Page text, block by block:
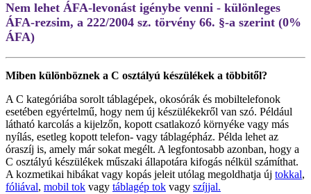
Nem lehet ÁFA-levonást igénybe venni - különleges
ÁFA-rezsim, a 222/2004 sz. törvény 66. §-a szerint (0%
ÁFA)
Miben különböznek a C osztályú készülékek a többitől?
A C kategóriába sorolt táblagépek, okosórák és mobiltelefonok
esetében egyértelmű, hogy nem új készülékekről van szó. Például
látható karcolás a kijelzőn, kopott csatlakozó környéke vagy más
nyílás, esetleg kopott telefon- vagy táblagépház. Példa lehet az
óraszíj is, amely már sokat megélt. A legfontosabb azonban, hogy a
C osztályú készülékek műszaki állapotára kifogás nélkül számíthat.
A kozmetikai hibákat vagy kopás jeleit utólag megoldhatja új tokkal,
fóliával, mobil tok vagy táblagép tok vagy szíjjal.